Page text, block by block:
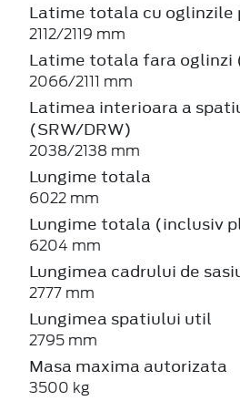
Latime totala cu oglinzile
2112/2119 mm
Latime totala fara oglinzi
2066/2111 mm
Latimea interioara a
(SRW/DRW)
2038/2138 mm
Lungime totala
6022 mm
Lungime totala (inclusiv
6204 mm
Lungimea cadrului de
2777 mm
Lungimea spatiului util
2795 mm
Masa maxima autorizata
3500 kg